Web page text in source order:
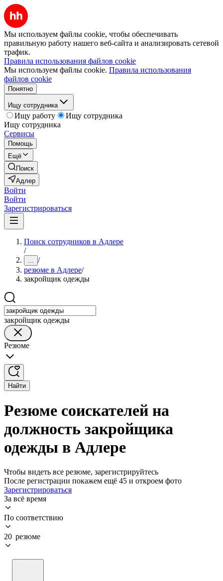
Мы используем файлы cookie, чтобы обеспечивать
правильную работу нашего веб-сайта и анализировать сетевой
трафик.
Правила использования файлов cookie
Мы используем файлы cookie. Правила использования
файлов cookie
Понятно
Ищу сотрудника
Ищу работу
Ищу сотрудника
Ищу сотрудника
Сервисы
Помощь
Ещё
Поиск
Адлер
Войти
Войти
Зарегистрироваться
Поиск сотрудников в Адлере
/
... /
резюме в Адлере/
закройщик одежды
закройщик одежды
Резюме
Найти
Резюме соискателей на
должность закройщика
одежды в Адлере
Чтобы видеть все резюме, зарегистрируйтесь
После регистрации покажем ещё 45 и откроем фото
Зарегистрироваться
За всё время
По соответствию
20 резюме